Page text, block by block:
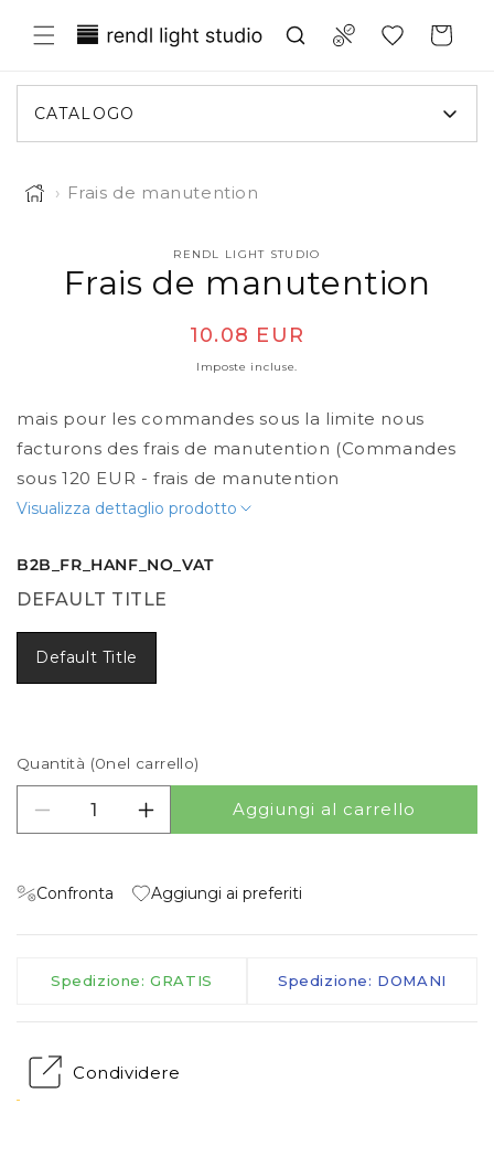
ai contenuti Compare
Translation missing: Carrello
CATALOGO
› Frais de manutention
sul prodotto
RENDL LIGHT STUDIO
Frais de manutention
Prezzo di listino
10.08 EUR
Imposte incluse.
mais pour les commandes sous la limite nous
facturons des frais de manutention (Commandes
sous 120 EUR - frais de manutention
Visualizza dettaglio prodotto
B2B_FR_HANF_NO_VAT
DEFAULT TITLE
Default Title
Quantità (0nel carrello)
Diminuisci quantità per Frais de manutention
Aumenta quantità per Frais de
Aggiungi al carrello
Confronta Aggiungi ai preferiti
Spedizione: GRATIS Spedizione: DOMANI
Condividere